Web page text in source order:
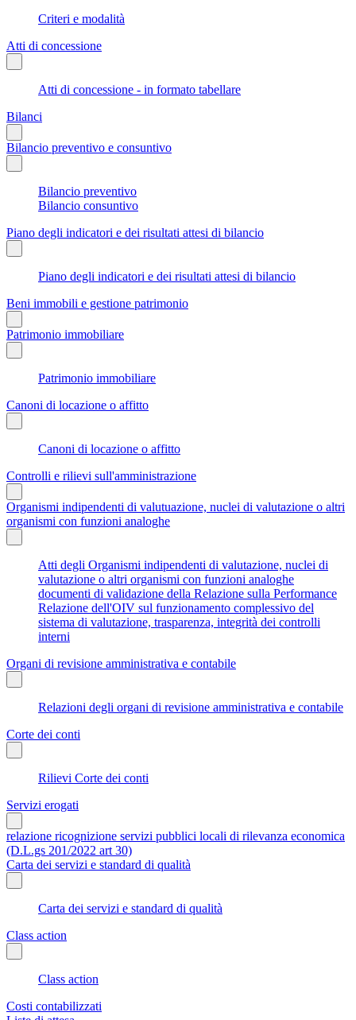
Criteri e modalità
Atti di concessione
Atti di concessione - in formato tabellare
Bilanci
Bilancio preventivo e consuntivo
Bilancio preventivo
Bilancio consuntivo
Piano degli indicatori e dei risultati attesi di bilancio
Piano degli indicatori e dei risultati attesi di bilancio
Beni immobili e gestione patrimonio
Patrimonio immobiliare
Patrimonio immobiliare
Canoni di locazione o affitto
Canoni di locazione o affitto
Controlli e rilievi sull'amministrazione
Organismi indipendenti di valutuazione, nuclei di valutazione o altri
organismi con funzioni analoghe
Atti degli Organismi indipendenti di valutazione, nuclei di
valutazione o altri organismi con funzioni analoghe
documenti di validazione della Relazione sulla Performance
Relazione dell'OIV sul funzionamento complessivo del
sistema di valutazione, trasparenza, integrità dei controlli
interni
Organi di revisione amministrativa e contabile
Relazioni degli organi di revisione amministrativa e contabile
Corte dei conti
Rilievi Corte dei conti
Servizi erogati
relazione ricognizione servizi pubblici locali di rilevanza economica
(D.L.gs 201/2022 art 30)
Carta dei servizi e standard di qualità
Carta dei servizi e standard di qualità
Class action
Class action
Costi contabilizzati